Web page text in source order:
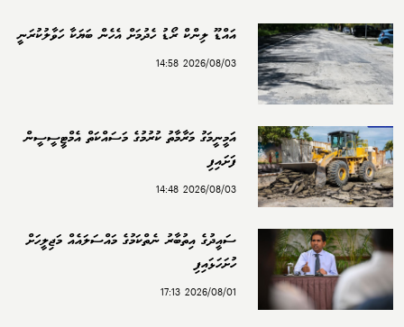
އައްޑޫ ލިންކް ރޯޑު ހެދުމަށް އެހެން ބަޔަކާ ހަވާލުކުރަނީ
2026/08/03 14:58
އަމީނީމަގު މަރާމާތު ކުރުމުގެ މަސައްކަތް އެމްޓީސީސީން
ފަށައިފި
2026/08/03 14:48
ސައީދުގެ އިތުބާރު ނެތްކަމުގެ މައްސަލައެއް މަޖިލީހަށް
ހުށަހަޅައިފި
2026/08/01 17:13